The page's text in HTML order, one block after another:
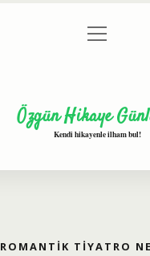
Gizlilik Politikası
menüyü
aç
Özgün Hikaye
Kendi hikayenle ilham bul!
ROMANTIK TIYATRO